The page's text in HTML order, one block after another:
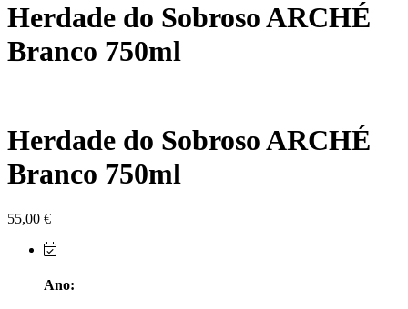
Herdade Papa Leite - Alentejo
Horacio Simoes Setubal
Já Te Disse - Alentejo
João Tique - Top Wines - Alentejo
Herdade do Sobroso ARCHÉ
Branco 750ml
Herdade do Sobroso ARCHÉ
Branco 750ml
55,00 €
Ano: